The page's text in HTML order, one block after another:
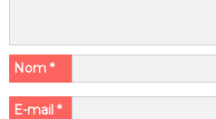
Nom *
E-mail *